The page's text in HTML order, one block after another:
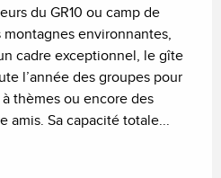
du GR10 ou camp de
environnantes,
cadre exceptionnel, le gîte
l’année des groupes pour
thèmes ou encore des
amis. Sa capacité totale...